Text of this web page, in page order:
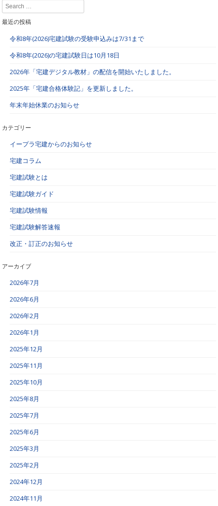
Search
最近の投稿
令和8年(2026)宅建試験の受験申込みは7/31まで
令和8年(2026)の宅建試験日は10月18日
2026年「宅建デジタル教材」の配信を開始いたしました。
2025年「宅建合格体験記」を更新しました。
年末年始休業のお知らせ
カテゴリー
イープラ宅建からのお知らせ
宅建コラム
宅建試験とは
宅建試験ガイド
宅建試験情報
宅建試験解答速報
改正・訂正のお知らせ
アーカイブ
2026年7月
2026年6月
2026年2月
2026年1月
2025年12月
2025年11月
2025年10月
2025年8月
2025年7月
2025年6月
2025年3月
2025年2月
2024年12月
2024年11月